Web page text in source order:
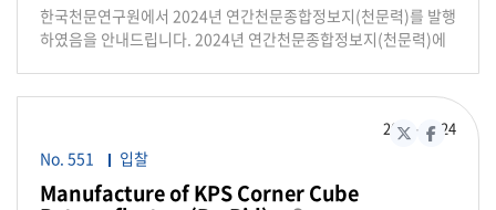
execution of contract, in the form of irrevocable clean
credit, cash, certified check or bank guarantee, in favor of
KASI in the amount not less than ten percent(10%) of the
contract value. 3) Liquidated Damages (Late Delivery): In
case of shipment is not completed until the end of the
contract, penalty money should be deducted from the
contract amount as a liquidated damage in the amount
of 0.075% of the total value for each day. However, total
penalty shall not exceed 10% of the credit value. 4. The
메일 신청, 2023년 12월 22일 마감 ■ 선정 및 통보 : 강사진이 선
정, 이메일 개별 통보 (12월 29일까지) ■ 신청 접수 및 문의 - 문
한국천문연구원에서 2024년 연간천문종합정보지(천문력)를 발행
하였음을 안내드립니다. 2024년 연간천문종합정보지(천문력)에
파일을 공유하오니, 저작권 관련 유의사항을 준수하여 활용해주시
기 바랍니다. 또한, 일반인의 천문력 수요에 적극적으로 대응하기
위해 위탁판매업체를 선정하였으며, 11월 2일(목)부터 해당 위탁
업체를 통해 구입 가능함을 안내드립니다. ㅇ 온라인 주문: 교보문
24
2023-10
No. 551 입찰
Manufacture of KPS Corner Cube
X(구 트위터)
페이스북